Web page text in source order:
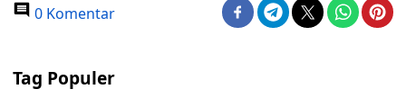
0 Komentar
Tag Populer